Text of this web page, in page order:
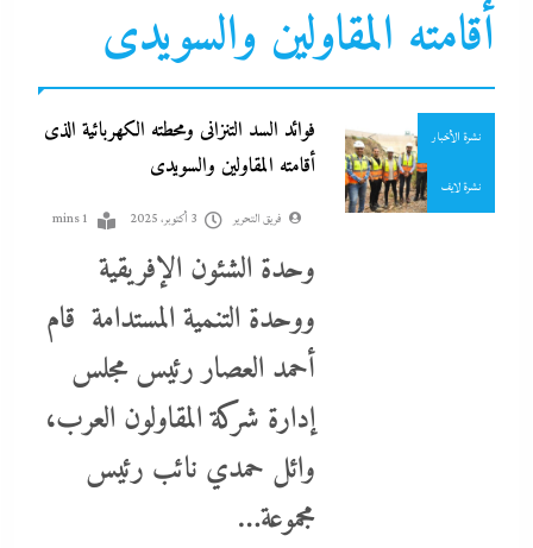
أقامته المقاولين والسويدى
سوشيال ميديا
عرب و عالم
نشرة الأخبار
نشرة لايف
فوائد السد التنزانى ومحطته الكهربائية الذى
أقامته المقاولين والسويدى
فريق التحرير 3 أكتوبر، 2025 1 mins
وحدة الشئون الإفريقية
ووحدة التنمية المستدامة قام
أحمد العصار رئيس مجلس
إدارة شركة المقاولون العرب،
وائل حمدي نائب رئيس
مجموعة…
بعد واقعة عاملة محل العطور: معركة “الكارنيه” تتصاعد بين نقابتى